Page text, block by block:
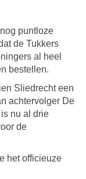
puntloze
de Tukkers
al heel
bestellen.
Sliedrecht een
achtervolger De
nu al drie
de
het officieuze